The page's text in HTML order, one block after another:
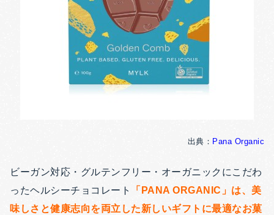
出典： Pana Organic
ビーガン対応・グルテンフリー・オーガニックにこだわ
ったヘルシーチョコレート
「PANA ORGANIC」は、美
味しさと健康志向を両立した新しいギフトに最適なお菓